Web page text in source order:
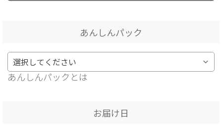
あんしんパック
あんしんパックとは
お届け日